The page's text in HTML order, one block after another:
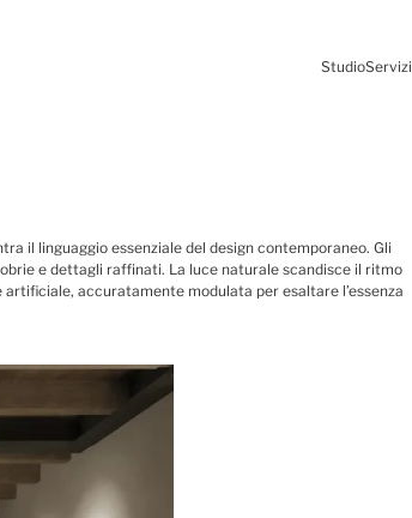
StudioServizi
il linguaggio essenziale del design contemporaneo. Gli
e dettagli raffinati. La luce naturale scandisce il ritmo
accuratamente modulata per esaltare l’essenza